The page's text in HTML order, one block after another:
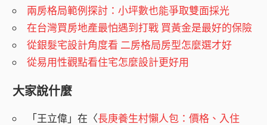
兩房格局範例探討：小坪數也能爭取雙面採光
在台灣買房地產最怕遇到打戰 買黃金是最好的保險
從銀髮宅設計角度看 二房格局房型怎麼選才好
從易用性觀點看住宅怎麼設計更好用
大家說什麼
「王立偉」在〈長庚養生村懶人包：價格、入住